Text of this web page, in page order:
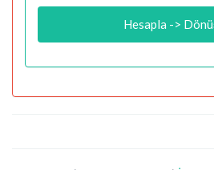
Hesapla ->